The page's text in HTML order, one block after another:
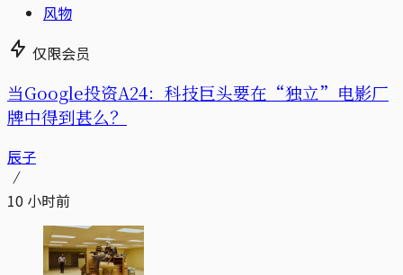
风物
仅限会员
当Google投资A24：科技巨头要在“独立”电影厂
牌中得到甚么？
辰子
10 小时前